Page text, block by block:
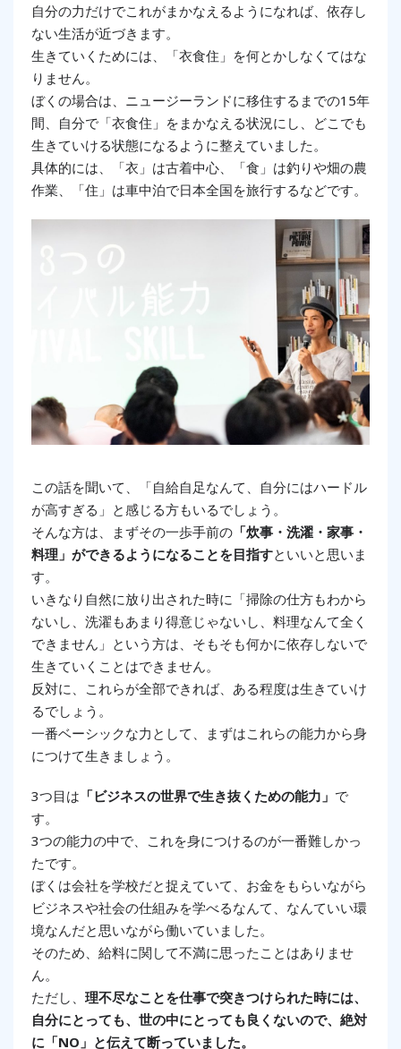
自分の力だけでこれがまかなえるようになれば、依存し
ない生活が近づきます。
生きていくためには、「衣食住」を何とかしなくてはな
りません。
ぼくの場合は、ニュージーランドに移住するまでの15年
間、自分で「衣食住」をまかなえる状況にし、どこでも
生きていける状態になるように整えていました。
具体的には、「衣」は古着中心、「食」は釣りや畑の農
作業、「住」は車中泊で日本全国を旅行するなどです。
この話を聞いて、「自給自足なんて、自分にはハードル
が高すぎる」と感じる方もいるでしょう。
そんな方は、まずその一歩手前の 「炊事・洗濯・家事・
料理」ができるようになることを目指すといいと思いま
す。
いきなり自然に放り出された時に「掃除の仕方もわから
ないし、洗濯もあまり得意じゃないし、料理なんて全く
できません」という方は、そもそも何かに依存しないで
生きていくことはできません。
反対に、これらが全部できれば、ある程度は生きていけ
るでしょう。
一番ベーシックな力として、まずはこれらの能力から身
につけて生きましょう。
3つ目は 「ビジネスの世界で生き抜くための能力」 で
す。
3つの能力の中で、これを身につけるのが一番難しかっ
たです。
ぼくは会社を学校だと捉えていて、お金をもらいながら
ビジネスや社会の仕組みを学べるなんて、なんていい環
境なんだと思いながら働いていました。
そのため、給料に関して不満に思ったことはありませ
ん。
ただし、 理不尽なことを仕事で突きつけられた時には、
自分にとっても、世の中にとっても良くないので、絶対
に「NO」と伝えて断っていました。